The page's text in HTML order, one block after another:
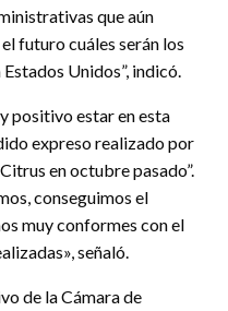
que aún
futuro cuáles serán los
Unidos”, indicó.
positivo estar en esta
expreso realizado por
en octubre pasado”.
conseguimos el
muy conformes con el
señaló.
de la Cámara de